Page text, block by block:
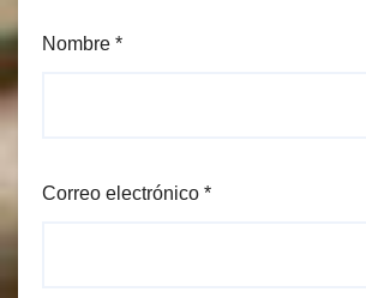
Nombre *
Correo electrónico *